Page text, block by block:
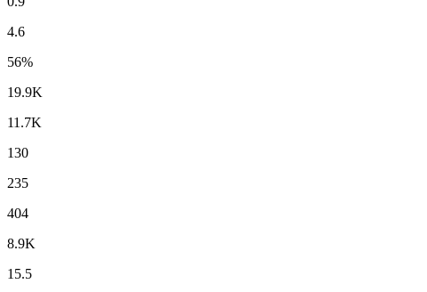
4.6
56%
19.9K
11.7K
130
235
404
8.9K
15.5